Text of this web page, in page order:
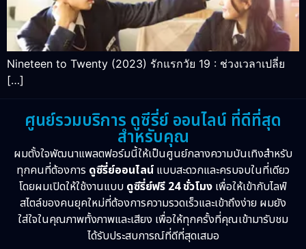
Nineteen to Twenty (2023) รักแรกวัย 19 : ช่วงเวลาเปลี่ย
[…]
ศูนย์รวมบริการ ดูซีรี่ย์ ออนไลน์ ที่ดีที่สุด
สำหรับคุณ
ผมตั้งใจพัฒนาแพลตฟอร์มนี้ให้เป็นศูนย์กลางความบันเทิงสำหรับ
ทุกคนที่ต้องการ ดูซีรี่ย์ออนไลน์ แบบสะดวกและครบจบในที่เดียว
โดยผมเปิดให้ใช้งานแบบ ดูซีรี่ย์ฟรี 24 ชั่วโมง เพื่อให้เข้ากับไลฟ์
สไตล์ของคนยุคใหม่ที่ต้องการความรวดเร็วและเข้าถึงง่าย ผมยัง
ใส่ใจในคุณภาพทั้งภาพและเสียง เพื่อให้ทุกครั้งที่คุณเข้ามารับชม
ได้รับประสบการณ์ที่ดีที่สุดเสมอ